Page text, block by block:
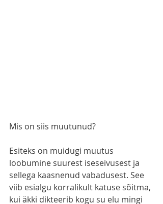
Mis on siis muutunud?
Esiteks on muidugi muutus
loobumine suurest iseseivusest ja
sellega kaasnenud vabadusest. See
viib esialgu korralikult katuse sõitma,
kui äkki dikteerib kogu su elu mingi